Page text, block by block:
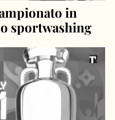
in
sportwashing